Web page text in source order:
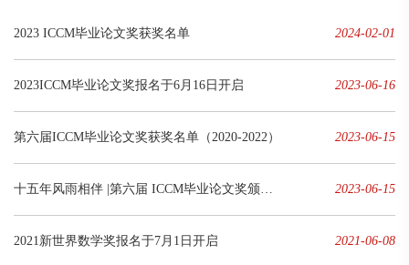
2023 ICCM毕业论文奖获奖名单 2024-02-01
2023ICCM毕业论文奖报名于6月16日开启 2023-06-16
第六届ICCM毕业论文奖获奖名单（2020-2022） 2023-06-15
十五年风雨相伴 |第六届 ICCM毕业论文奖颁奖典礼昨晚落幕 2023-06-15
2021新世界数学奖报名于7月1日开启 2021-06-08